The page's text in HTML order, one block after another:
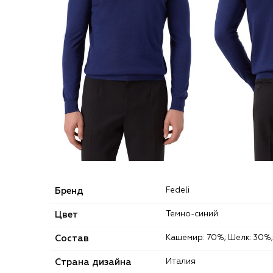
Бренд Fedeli
Цвет Темно-синий
Состав Кашемир: 70%; Шелк: 30%;
Страна дизайна Италия